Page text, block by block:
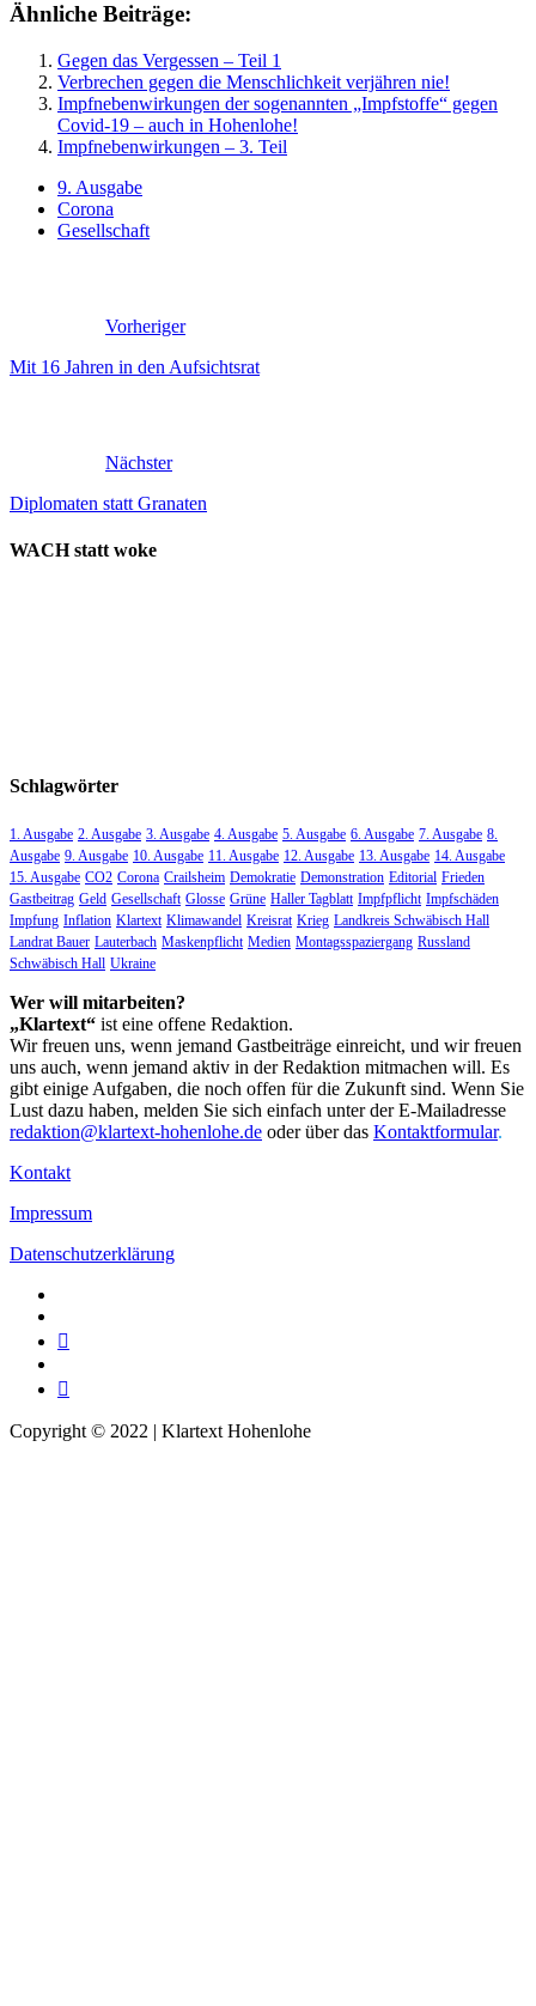
Ähnliche Beiträge:
Gegen das Vergessen – Teil 1
Verbrechen gegen die Menschlichkeit verjähren nie!
Impfnebenwirkungen der sogenannten „Impfstoffe“ gegen
Covid-19 – auch in Hohenlohe!
Impfnebenwirkungen – 3. Teil
9. Ausgabe
Corona
Gesellschaft
Vorheriger
Mit 16 Jahren in den Aufsichtsrat
Nächster
Diplomaten statt Granaten
WACH statt woke
Schlagwörter
1. Ausgabe 2. Ausgabe 3. Ausgabe 4. Ausgabe 5. Ausgabe 6. Ausgabe 7. Ausgabe 8.
Ausgabe 9. Ausgabe 10. Ausgabe 11. Ausgabe 12. Ausgabe 13. Ausgabe 14. Ausgabe
15. Ausgabe CO2 Corona Crailsheim Demokratie Demonstration Editorial Frieden
Gastbeitrag Geld Gesellschaft Glosse Grüne Haller Tagblatt Impfpflicht Impfschäden
Impfung Inflation Klartext Klimawandel Kreisrat Krieg Landkreis Schwäbisch Hall
Landrat Bauer Lauterbach Maskenpflicht Medien Montagsspaziergang Russland
Schwäbisch Hall Ukraine
Wer will mitarbeiten?
„Klartext“ ist eine offene Redaktion.
Wir freuen uns, wenn jemand Gastbeiträge einreicht, und wir freuen
uns auch, wenn jemand aktiv in der Redaktion mitmachen will. Es
gibt einige Aufgaben, die noch offen für die Zukunft sind. Wenn Sie
Lust dazu haben, melden Sie sich einfach unter der E-Mailadresse
redaktion@klartext-hohenlohe.de oder über das Kontaktformular.
Kontakt
Impressum
Datenschutzerklärung
Copyright © 2022 | Klartext Hohenlohe